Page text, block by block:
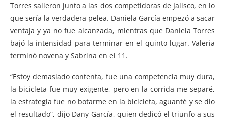
Torres salieron junto a las dos competidoras de Jalisco, en lo
que sería la verdadera pelea. Daniela García empezó a sacar
ventaja y ya no fue alcanzada, mientras que Daniela Torres
bajó la intensidad para terminar en el quinto lugar. Valeria
terminó novena y Sabrina en el 11.
“Estoy demasiado contenta, fue una competencia muy dura,
la bicicleta fue muy exigente, pero en la corrida me separé,
la estrategia fue no botarme en la bicicleta, aguanté y se dio
el resultado”, dijo Dany García, quien dedicó el triunfo a sus